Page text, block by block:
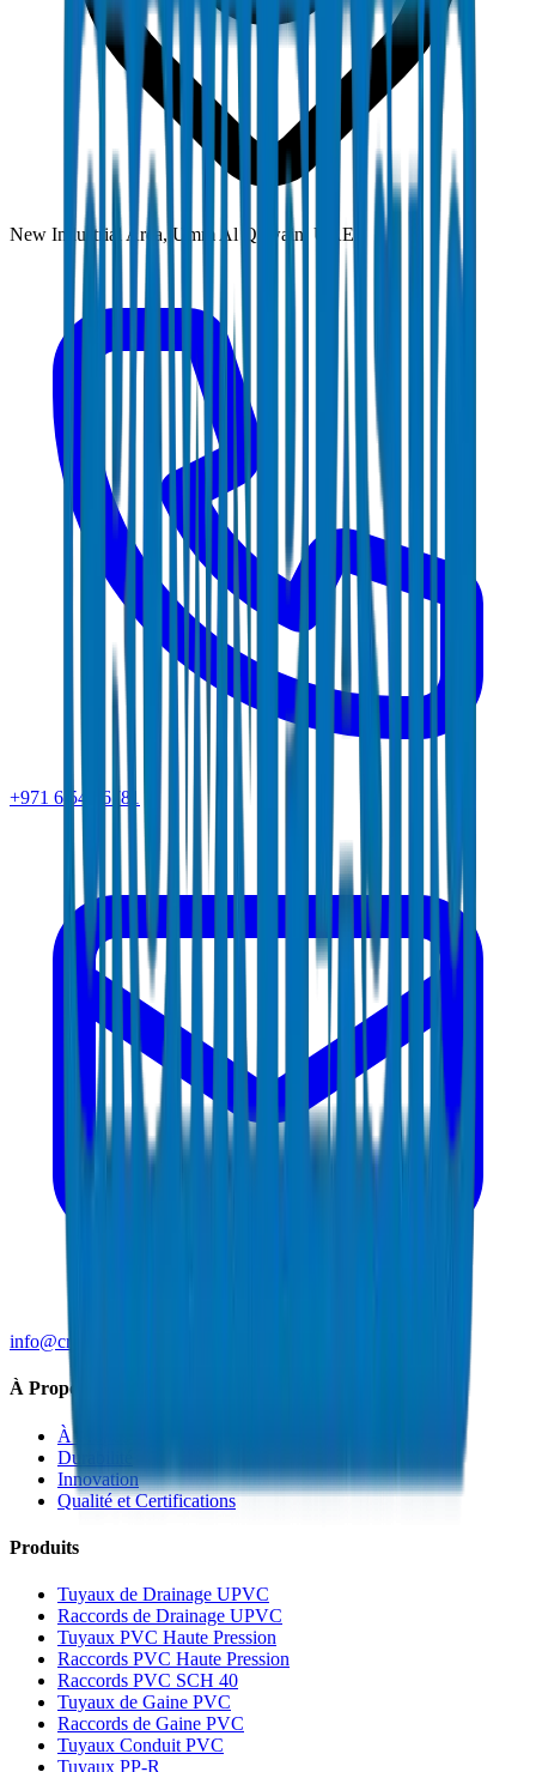
New Industrial Area, Umm Al Quwain, UAE
+971 6 543 6781
info@crownplasticuae.com
À Propos de Crown
À Propos
Durabilité
Innovation
Qualité et Certifications
Produits
Tuyaux de Drainage UPVC
Raccords de Drainage UPVC
Tuyaux PVC Haute Pression
Raccords PVC Haute Pression
Raccords PVC SCH 40
Tuyaux de Gaine PVC
Raccords de Gaine PVC
Tuyaux Conduit PVC
Tuyaux PP-R